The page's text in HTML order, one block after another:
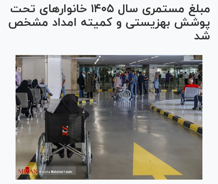
مبلغ مستمری سال ۱۴۰۵ خانوار‌های تحت
پوشش بهزیستی و کمیته امداد مشخص
شد